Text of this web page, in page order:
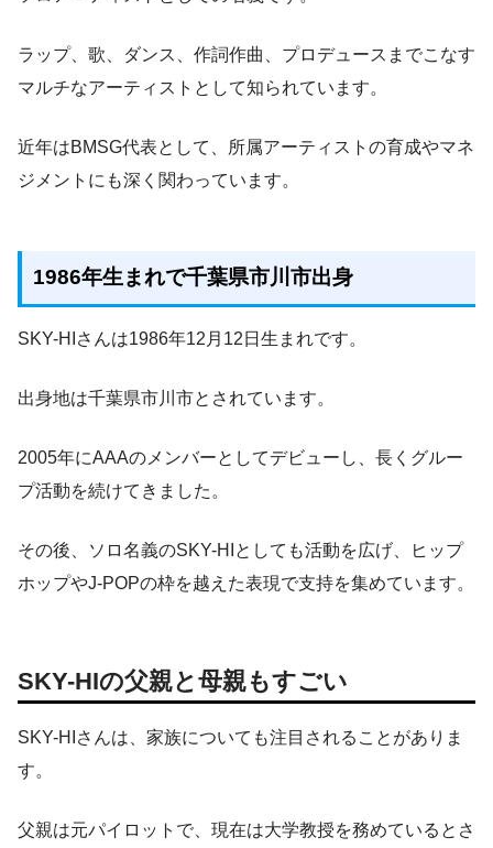
ラップ、歌、ダンス、作詞作曲、プロデュースまでこなす
マルチなアーティストとして知られています。
近年はBMSG代表として、所属アーティストの育成やマネ
ジメントにも深く関わっています。
1986年生まれで千葉県市川市出身
SKY-HIさんは1986年12月12日生まれです。
出身地は千葉県市川市とされています。
2005年にAAAのメンバーとしてデビューし、長くグルー
プ活動を続けてきました。
その後、ソロ名義のSKY-HIとしても活動を広げ、ヒップ
ホップやJ-POPの枠を越えた表現で支持を集めています。
SKY-HIの父親と母親もすごい
SKY-HIさんは、家族についても注目されることがありま
す。
父親は元パイロットで、現在は大学教授を務めているとさ